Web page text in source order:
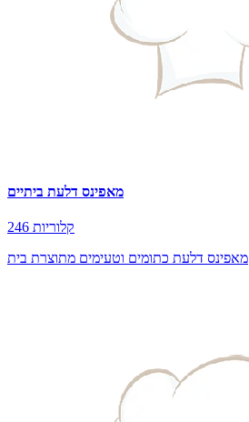
מאפינס דלעת ביתיים
246 קלוריות
מאפינס דלעת כתומים וטעימים מתוצרת בית